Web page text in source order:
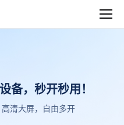
备，秒开秒用！
清大屏，自由多开